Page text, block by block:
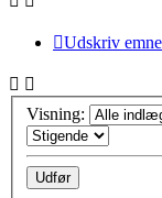
Udskriv emne
Visning: